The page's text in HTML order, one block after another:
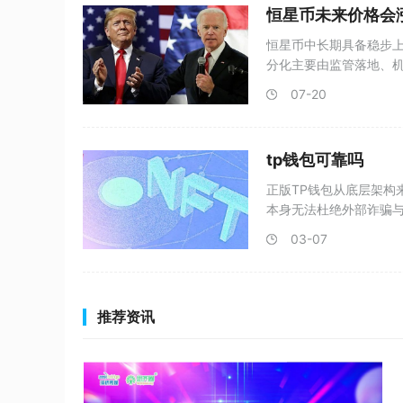
恒星币未来价格会
恒星币中长期具备稳步
分化主要由监管落地、
07-20
tp钱包可靠吗
正版TP钱包从底层架构
本身无法杜绝外部诈骗
03-07
推荐资讯